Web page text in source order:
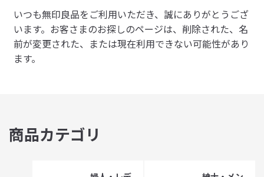
ト
ス
ト
ア
いつも無印良品をご利用いただき、誠にありがとうござ
います。 お客さまのお探しのページは、削除された、名
前が変更された、または現在利用できない可能性があり
ます。
商品カテゴリ